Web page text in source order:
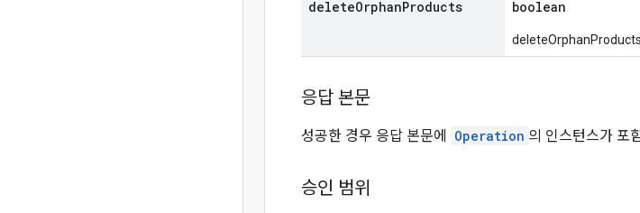
deleteOrphanProducts boolean
deleteOrphanProducts
응답 본문
성공한 경우 응답 본문에 Operation 의 인스턴스가 포
승인 범위